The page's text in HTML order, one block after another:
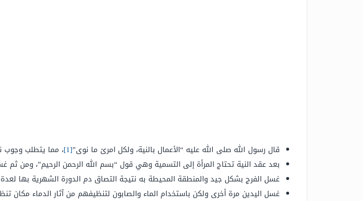
قال رسول الله صلى الله عليه “الأعمال بالنية، ولكل امرئ ما نوى”[1] ، مما يتطلب وجوب
بعد عقد النية تحتاج المرأة إلى التسمية وهي قول “بسم الله الرحمن الرحيم”، ومن ثم
غسل الفرج بشكل جيد والمنطقة المحيطة به نتيجة التصاق دم الدورة الشهرية بها لعدة
غسل اليدين مرة أخرى ولكن باستخدام الماء والصابون لتنظيفهم من آثار الدماء مكان